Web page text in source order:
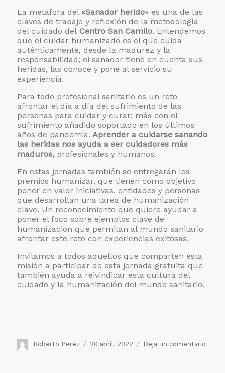
La metáfora del «Sanador herido» es una de las
claves de trabajo y reflexión de la metodología
del cuidado del Centro San Camilo. Entendemos
que el cuidar humanizado es el que cuida
auténticamente, desde la madurez y la
responsabilidad; el sanador tiene en cuenta sus
heridas, las conoce y pone al servicio su
experiencia.
Para todo profesional sanitario es un reto
afrontar el día a día del sufrimiento de las
personas para cuidar y curar; más con el
sufrimiento añadido soportado en los últimos
años de pandemia. Aprender a cuidarse sanando
las heridas nos ayuda a ser cuidadores más
maduros, profesionales y humanos.
En estas jornadas también se entregarán los
premios humanizar, que tienen como objetivo
poner en valor iniciativas, entidades y personas
que desarrollan una tarea de humanización
clave. Un reconocimiento que quiere ayudar a
poner el foco sobre ejemplos clave de
humanización que permitan al mundo sanitario
afrontar este reto con experiencias exitosas.
Invitamos a todos aquellos que comparten esta
misión a participar de esta jornada gratuita que
también ayuda a reivindicar esta cultura del
cuidado y la humanización del mundo sanitario.
Autor
Roberto Perez
Publicado
20 abril, 2022 Deja un comentario